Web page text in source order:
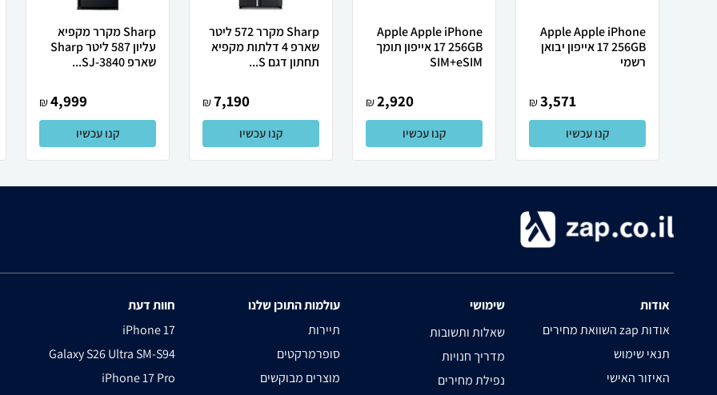
Apple Apple iPhone
17 256GB אייפון יבואן
רשמי
3,571
₪
קנו עכשיו
Apple Apple iPhone
17 256GB אייפון תומך
SIM+eSIM
2,920
₪
קנו עכשיו
Sharp מקרר 572 ליטר
שארפ 4 דלתות מקפיא
תחתון דגם S...
7,190
₪
קנו עכשיו
Sharp מקרר מקפיא
עליון 587 ליטר Sharp
שארפ SJ-3840...
4,999
₪
קנו עכשיו
אודות
השוואת מחירים zap אודות
תנאי שימוש
האיזור האישי
שימושי
שאלות ותשובות
מדריך חנויות
נפילת מחירים
עולמות התוכן שלנו
תיירות
סופרמרקטים
מוצרים מבוקשים
חוות דעת
iPhone 17
Galaxy S26 Ultra SM-S94
iPhone 17 Pro